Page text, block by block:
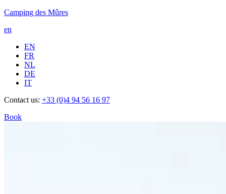
Camping des Mûres
en
EN
FR
NL
DE
IT
Contact us: +33 (0)4 94 56 16 97
Book